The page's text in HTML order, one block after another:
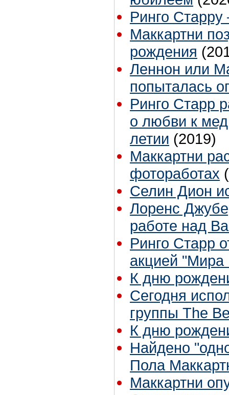
Ринго Старру
Маккартни
рождения
Леннон или
попыталась
Ринго Старр
о любви к
летии (2019)
Маккартни
фотоработах
Селин Дион
Лоренс
работе над
Ринго Старр
акцией
К дню
Сегодня
группы The
К дню
Найдено
Пола
Маккартни